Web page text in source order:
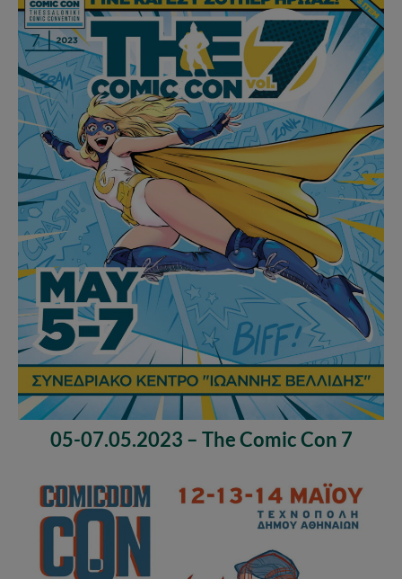
05-07.05.2023 – The Comic Con 7